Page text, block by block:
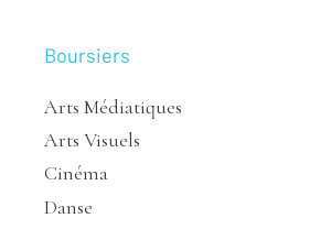
Boursiers
Arts Médiatiques
Arts Visuels
Cinéma
Danse